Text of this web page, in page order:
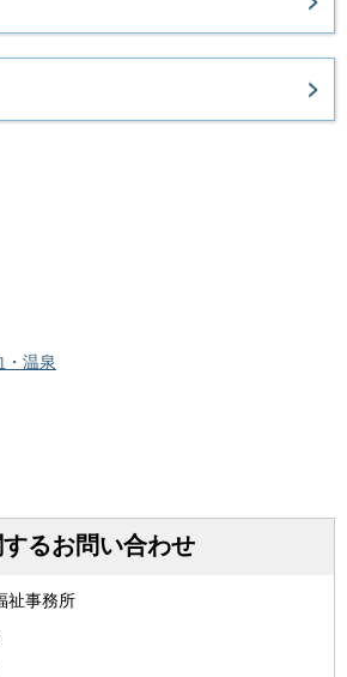
・温泉
るお問い合わせ
祉事務所